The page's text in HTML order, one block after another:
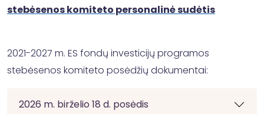
stebėsenos komiteto personalinė sudėtis
2021-2027 m. ES fondų investicijų programos
stebėsenos komiteto posėdžių dokumentai:
2026 m. birželio 18 d. posėdis